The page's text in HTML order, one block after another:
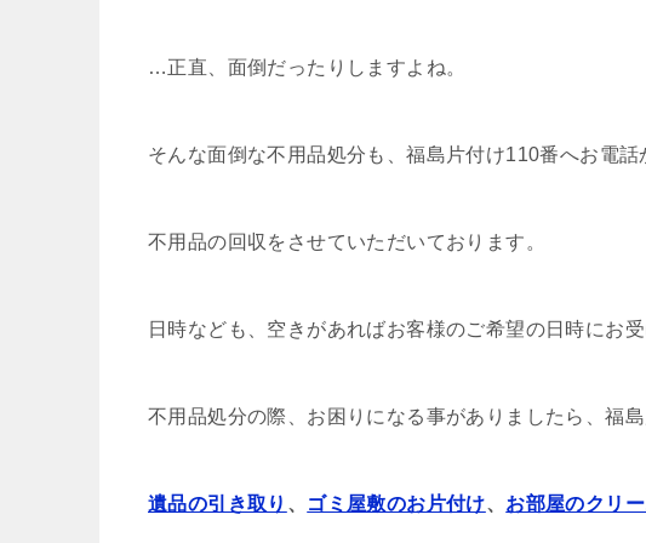
…正直、面倒だったりしますよね。
そんな面倒な不用品処分も、福島片付け110番へお電話
不用品の回収をさせていただいております。
日時なども、空きがあればお客様のご希望の日時にお
不用品処分の際、お困りになる事がありましたら、福
遺品の引き取り 、 ゴミ屋敷のお片付け、 お部屋のクリ